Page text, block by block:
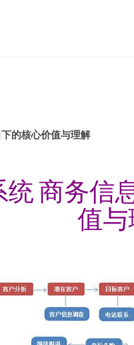
的核心价值与理解
统 商务
值